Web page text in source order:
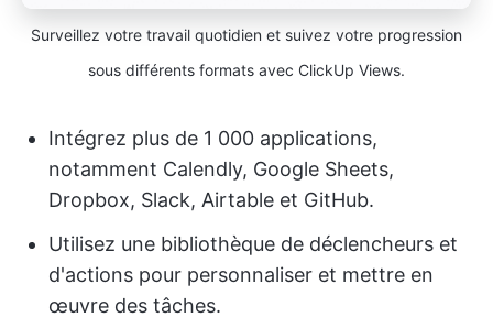
Surveillez votre travail quotidien et suivez votre progression
sous différents formats avec ClickUp Views.
Intégrez plus de 1 000 applications,
notamment Calendly, Google Sheets,
Dropbox, Slack, Airtable et GitHub.
Utilisez une bibliothèque de déclencheurs et
d'actions pour personnaliser et mettre en
œuvre des tâches.